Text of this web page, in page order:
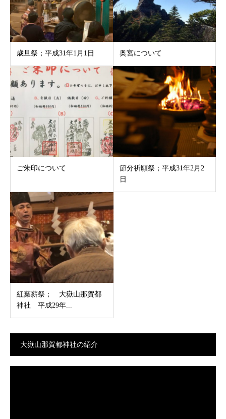
歳旦祭；平成31年1月1日 奥宮について
ご朱印について
節分祈願祭；平成31年2月2
日
紅葉薪祭； 大嶽山那賀都
神社 平成29年...
大嶽山那賀都神社の紹介